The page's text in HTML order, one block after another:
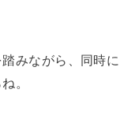
みながら、同時に
。